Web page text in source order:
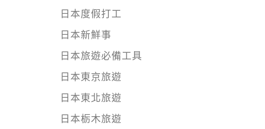
日本度假打工
日本新鮮事
日本旅遊必備工具
日本東京旅遊
日本東北旅遊
日本栃木旅遊